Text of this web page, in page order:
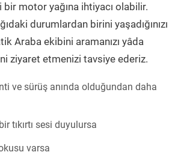
bir motor yağına ihtiyacı olabilir.
durumlardan birini yaşadığınızı
Araba ekibini aramanızı yâda
ziyaret etmenizi tavsiye ederiz.
ve sürüş anında olduğundan daha
tıkırtı sesi duyulursa
varsa